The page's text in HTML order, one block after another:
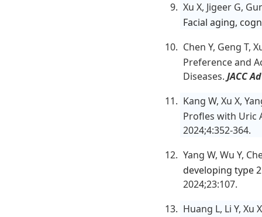
Xu X, Jigeer G,
Facial aging,
Chen Y, Geng T,
Preference and
Diseases. JACC
Kang W, Xu X,
Profles with Uric
2024;4:352-364.
Yang W, Wu Y,
developing type
2024;23:107.
Huang L, Li Y, Xu